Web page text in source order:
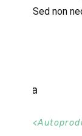
Sed non
<